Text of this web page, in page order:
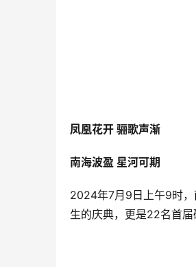
凤凰花开 骊歌声渐
南海波盈 星河可期
2024年7月9日上午9时
生的庆典，更是22名首